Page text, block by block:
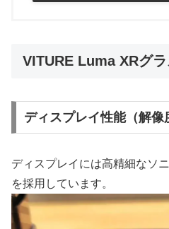
VITURE Luma XRグ
ディスプレイ性能（解像
ディスプレイには高精細なソ
を採用しています。